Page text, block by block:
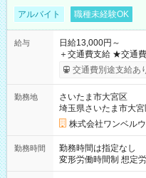
アルバイト 職種未経験OK
給与
日給13,000円～
＋交通費支給 ★交通費全額支給！ ┗案件により規定あり ★日払
いOK！（規定あり）
ンビニATMから 日払い分を
交通費別途支給あ
勤務地
さいたま市大宮区
埼玉県さいたま市大宮
株式会社ワンベル
勤務時間
勤務時間は指定なし
変形労働時間制 想定労働時間160
～21：00